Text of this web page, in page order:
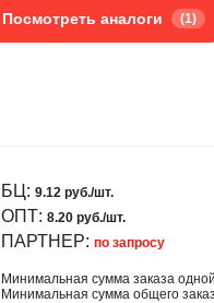
Посмотреть аналоги (1)
БЦ: 9.12 руб./шт.
ОПТ: 8.20 руб./шт.
ПАРТНЕР: по запросу
Минимальная сумма заказа
Минимальная сумма общего